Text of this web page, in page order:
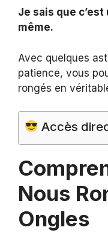
Je sais que c’est
même.
Avec quelques
patience, vous
rongés en
Accès
Nous
Ongles